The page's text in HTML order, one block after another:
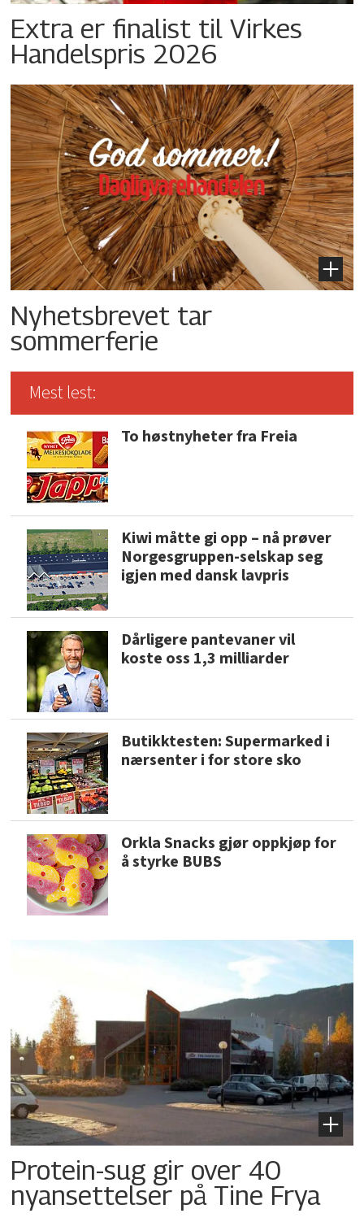
Extra er finalist til Virkes
Handelspris 2026
Nyhetsbrevet tar
sommerferie
Mest lest:
To høstnyheter fra Freia
Kiwi måtte gi opp – nå prøver
Norgesgruppen-selskap seg
igjen med dansk lavpris
Dårligere pantevaner vil
koste oss 1,3 milliarder
Butikktesten: Supermarked i
nærsenter i for store sko
Orkla Snacks gjør oppkjøp for
å styrke BUBS
Protein-sug gir over 40
nyansettelser på Tine Frya